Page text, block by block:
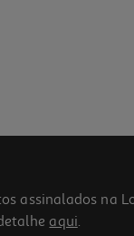
assinalados na
aqui.